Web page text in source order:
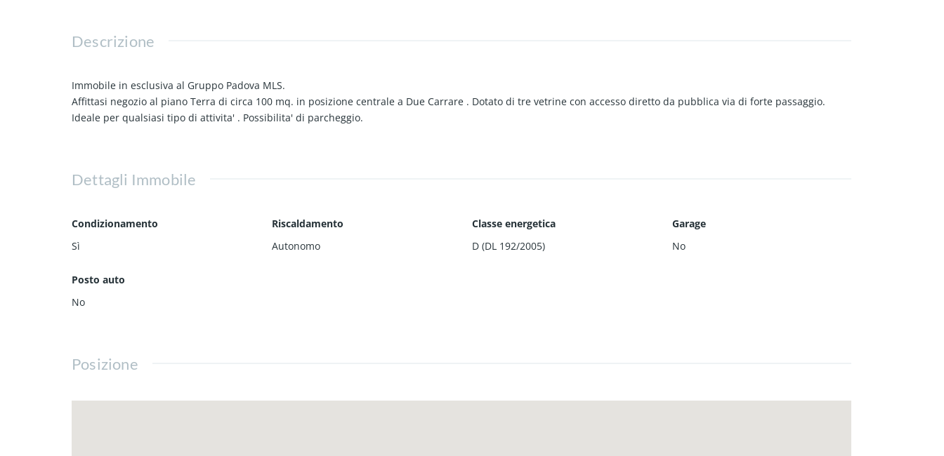
Descrizione
Immobile in esclusiva al Gruppo Padova MLS.
Affittasi negozio al piano Terra di circa 100 mq. in posizione centrale a Due Carrare . Dotato di tre vetrine con accesso diretto da pubblica via di forte passaggio.
Ideale per qualsiasi tipo di attivita' . Possibilita' di parcheggio.
Dettagli Immobile
Condizionamento
Sì
Riscaldamento
Autonomo
Classe energetica
D (DL 192/2005)
Garage
No
Posto auto
No
Posizione